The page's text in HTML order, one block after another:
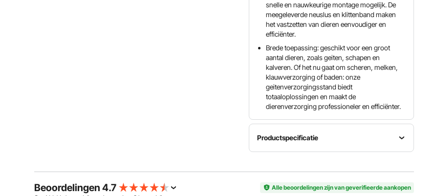
snelle en nauwkeurige montage mogelijk. De
meegeleverde neuslus en klittenband maken
het vastzetten van dieren eenvoudiger en
efficiënter.
Brede toepassing: geschikt voor een groot
aantal dieren, zoals geiten, schapen en
kalveren. Of het nu gaat om scheren, melken,
klauwverzorging of baden: onze
geitenverzorgingsstand biedt
totaaloplossingen en maakt de
dierenverzorging professioneler en efficiënter.
Productspecificatie
Afmetingen
tafelblad
tafelbladhoogte
mm, Ⅱ
Beoordelingen 4.7
Alle beoordelingen zijn van geverifieerde aankopen